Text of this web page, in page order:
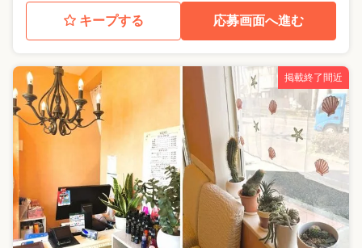
キープする 応募画面へ進む
掲載終了間近